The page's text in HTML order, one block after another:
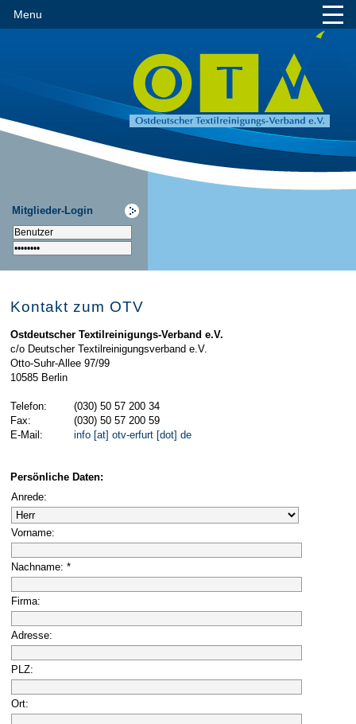
Menu
Mitglieder-Login
Kontakt zum OTV
Ostdeutscher Textilreinigungs-Verband e.V.
c/o Deutscher Textilreinigungsverband e.V.
Otto-Suhr-Allee 97/99
10585 Berlin
Telefon:
(030) 50 57 200 34
Fax:
(030) 50 57 200 59
E-Mail:
info [at] otv-erfurt [dot] de
Persönliche Daten:
Anrede:
Vorname:
Nachname: *
Firma:
Adresse:
PLZ:
Ort: